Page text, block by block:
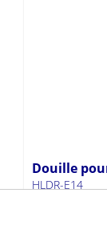
Douille
HLDR-E14